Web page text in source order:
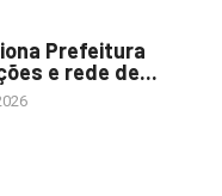
Prefeitura
e rede de...